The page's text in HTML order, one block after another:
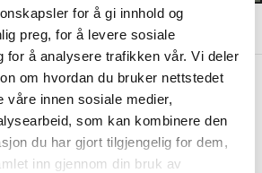
for å gi innhold og
preg, for å levere sosiale
for å analysere trafikken vår. Vi deler
om hvordan du bruker nettstedet
våre innen sosiale medier,
som kan kombinere den
du har gjort tilgjengelig for dem,
inn gjennom din bruk av
OLD
,Kan toves Ull